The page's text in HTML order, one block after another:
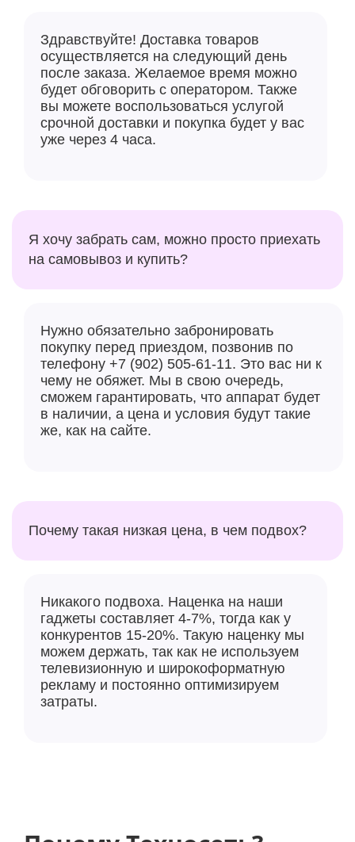
службы батареи.
Ещё больше автономности
iPhone 16 был разработан так, чтобы в нём было
место для большей батареи, которая работает
вместе с A18. Они обеспечат вас увеличением
играть, смотреть видео, слушать музыку, смотреть
кино и многое другое.
Теперь также поддерживается новое зарядное
устройство MagSafe для еще более быстрой
обеспечивает до 50% заряда примерно за 30 минут.
Здравствуйте! Доставка товаров
осуществляется на следующий день
после заказа. Желаемое время можно
будет обговорить с оператором. Также
вы можете воспользоваться услугой
срочной доставки и покупка будет у вас
уже через 4 часа.
Я хочу забрать сам, можно просто приехать
на самовывоз и купить?
Нужно обязательно забронировать
покупку перед приездом, позвонив по
телефону +7 (902) 505-61-11. Это вас ни к
чему не обяжет. Мы в свою очередь,
сможем гарантировать, что аппарат будет
в наличии, а цена и условия будут такие
же, как на сайте.
Почему такая низкая цена, в чем подвох?
Никакого подвоха. Наценка на наши
гаджеты составляет 4-7%, тогда как у
конкурентов 15-20%. Такую наценку мы
можем держать, так как не используем
телевизионную и широкоформатную
рекламу и постоянно оптимизируем
затраты.